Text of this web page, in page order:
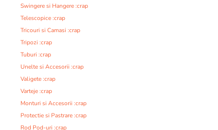
Swingere si Hangere :crap
Telescopice :crap
Tricouri si Camasi :crap
Tripozi :crap
Tuburi :crap
Unelte si Accesorii :crap
Valigete :crap
Varteje :crap
Monturi si Accesorii :crap
Protectie si Pastrare :crap
Rod Pod-uri :crap